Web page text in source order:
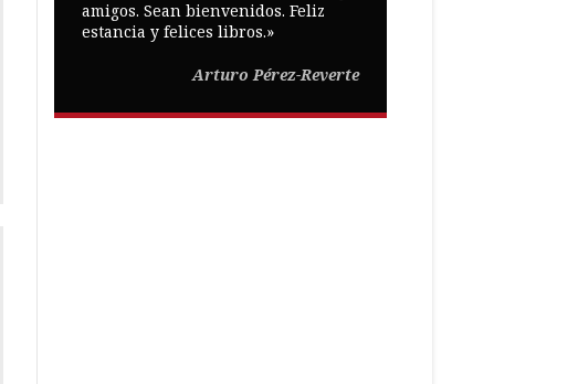
amigos. Sean bienvenidos. Feliz
estancia y felices libros.»
Arturo Pérez-Reverte